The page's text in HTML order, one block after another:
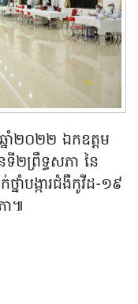
នាំ២០២២ ឯកឧត្តម
២ព្រឹទ្ធសភា នៃ
នាំបង្ការជំងឺកូវីដ-១៩
ា៕